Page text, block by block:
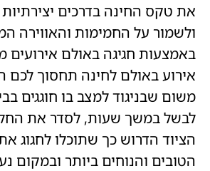
את טקס החינה בדרכים יצירתיות
ולשמור על החמימות והאווירה
באמצעות חגיגה באולם
אירוע באולם לחינה תחסוך
משום שבניגוד למצב בו חוגגים
לבשל במשך שעות, לסדר את
הציוד הדרוש כך שתוכלו לחגוג
הטובים והנוחים ביותר ובמקום